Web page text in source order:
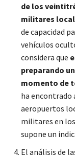
de los
militares
de capacidad
vehículos
considera que
preparando
momento de
ha encontrado
aeropuertos
militares en
supone un
El análisis de